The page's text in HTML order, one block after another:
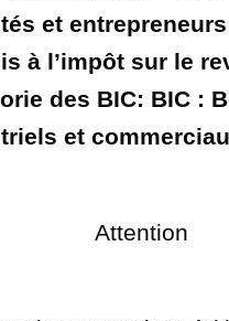
et
à l’impôt sur le
des BIC: BIC :
et
Attention